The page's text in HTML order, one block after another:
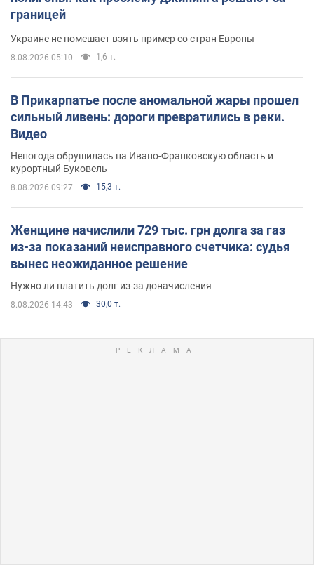
границей
Украине не помешает взять пример со стран Европы
8.08.2026 05:10 1,6 т.
В Прикарпатье после аномальной жары прошел
сильный ливень: дороги превратились в реки.
Видео
Непогода обрушилась на Ивано-Франковскую область и
курортный Буковель
8.08.2026 09:27 15,3 т.
Женщине начислили 729 тыс. грн долга за газ
из-за показаний неисправного счетчика: судья
вынес неожиданное решение
Нужно ли платить долг из-за доначисления
8.08.2026 14:43 30,0 т.